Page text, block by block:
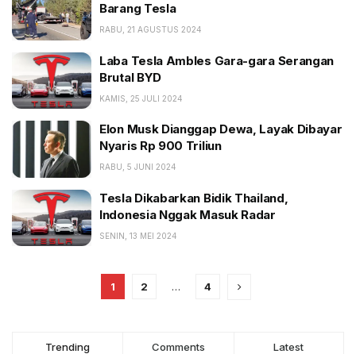
Barang Tesla
RABU, 21 AGUSTUS 2024
Laba Tesla Ambles Gara-gara Serangan
Brutal BYD
KAMIS, 25 JULI 2024
Elon Musk Dianggap Dewa, Layak Dibayar
Nyaris Rp 900 Triliun
RABU, 5 JUNI 2024
Tesla Dikabarkan Bidik Thailand,
Indonesia Nggak Masuk Radar
SENIN, 13 MEI 2024
1 2 … 4
Trending Comments Latest